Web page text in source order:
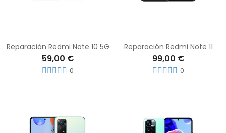
Reparación Redmi Note 10 5G
59,00 €
0
Reparación Redmi Note 11
99,00 €
0